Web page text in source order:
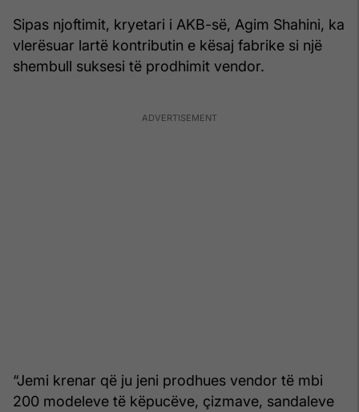
Sipas njoftimit, kryetari i AKB-së, Agim Shahini, ka
vlerësuar lartë kontributin e kësaj fabrike si një
shembull suksesi të prodhimit vendor.
“Jemi krenar që ju jeni prodhues vendor të mbi
200 modeleve të këpucëve, çizmave, sandaleve